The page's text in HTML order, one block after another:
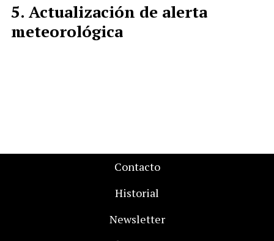
Actualización de alerta
meteorológica
Contacto
Historial
Newsletter